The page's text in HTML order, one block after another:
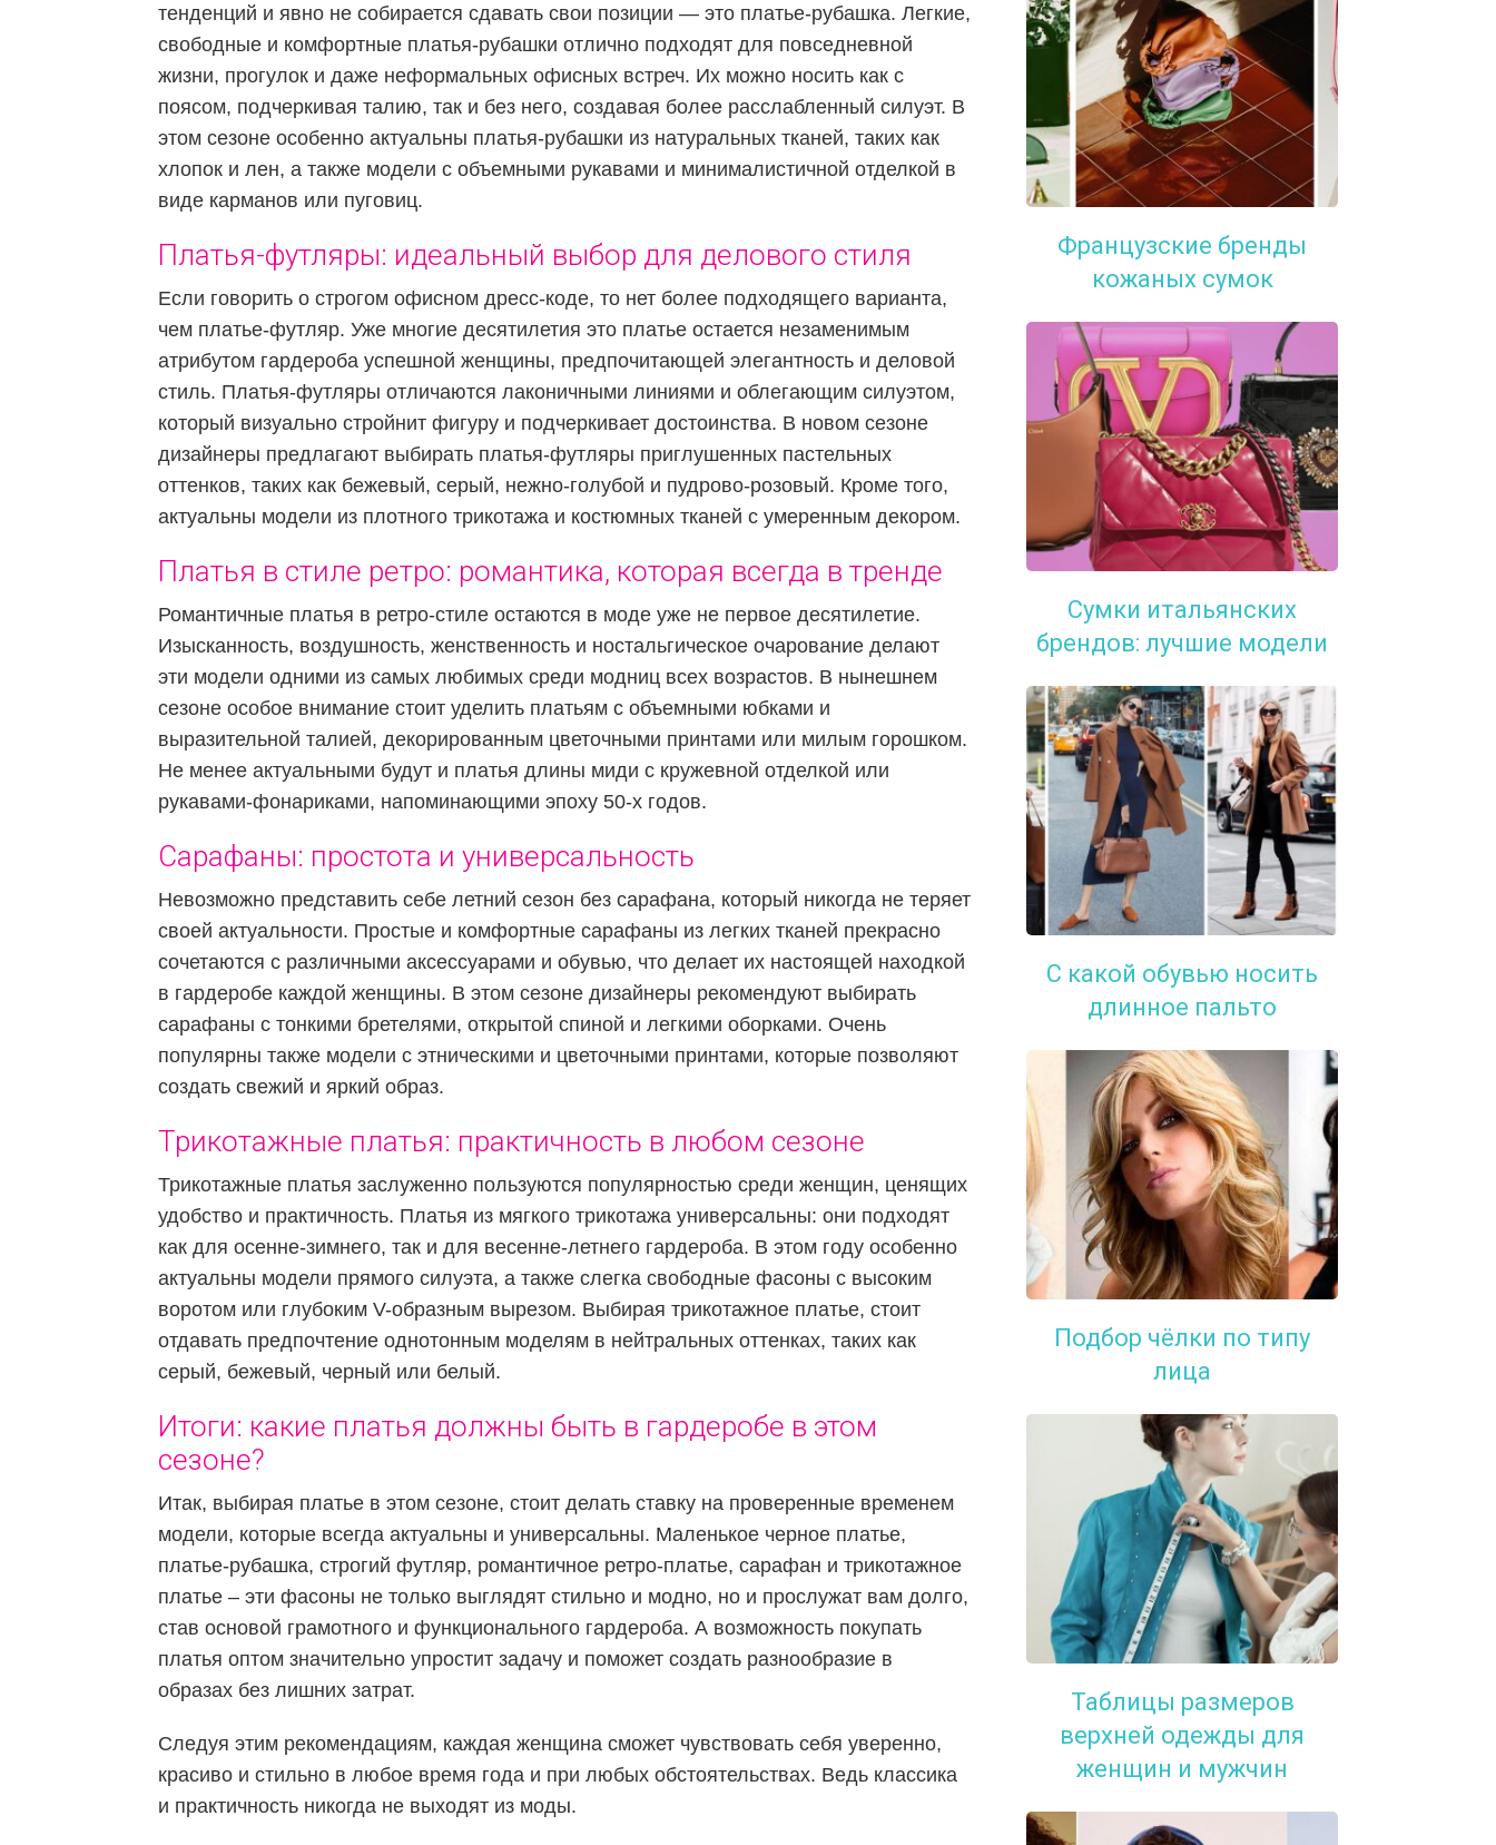
тенденций и явно не собирается сдавать свои позиции — это платье-рубашка. Легкие,
свободные и комфортные платья-рубашки отлично подходят для повседневной
жизни, прогулок и даже неформальных офисных встреч. Их можно носить как с
поясом, подчеркивая талию, так и без него, создавая более расслабленный силуэт. В
этом сезоне особенно актуальны платья-рубашки из натуральных тканей, таких как
хлопок и лен, а также модели с объемными рукавами и минималистичной отделкой в
виде карманов или пуговиц.
Платья-футляры: идеальный выбор для делового стиля
Если говорить о строгом офисном дресс-коде, то нет более подходящего варианта,
чем платье-футляр. Уже многие десятилетия это платье остается незаменимым
атрибутом гардероба успешной женщины, предпочитающей элегантность и деловой
стиль. Платья-футляры отличаются лаконичными линиями и облегающим силуэтом,
который визуально стройнит фигуру и подчеркивает достоинства. В новом сезоне
дизайнеры предлагают выбирать платья-футляры приглушенных пастельных
оттенков, таких как бежевый, серый, нежно-голубой и пудрово-розовый. Кроме того,
актуальны модели из плотного трикотажа и костюмных тканей с умеренным декором.
Платья в стиле ретро: романтика, которая всегда в тренде
Романтичные платья в ретро-стиле остаются в моде уже не первое десятилетие.
Изысканность, воздушность, женственность и ностальгическое очарование делают
эти модели одними из самых любимых среди модниц всех возрастов. В нынешнем
сезоне особое внимание стоит уделить платьям с объемными юбками и
выразительной талией, декорированным цветочными принтами или милым горошком.
Не менее актуальными будут и платья длины миди с кружевной отделкой или
рукавами-фонариками, напоминающими эпоху 50-х годов.
Сарафаны: простота и универсальность
Невозможно представить себе летний сезон без сарафана, который никогда не теряет
своей актуальности. Простые и комфортные сарафаны из легких тканей прекрасно
сочетаются с различными аксессуарами и обувью, что делает их настоящей находкой
в гардеробе каждой женщины. В этом сезоне дизайнеры рекомендуют выбирать
сарафаны с тонкими бретелями, открытой спиной и легкими оборками. Очень
популярны также модели с этническими и цветочными принтами, которые позволяют
создать свежий и яркий образ.
Трикотажные платья: практичность в любом сезоне
Трикотажные платья заслуженно пользуются популярностью среди женщин, ценящих
удобство и практичность. Платья из мягкого трикотажа универсальны: они подходят
как для осенне-зимнего, так и для весенне-летнего гардероба. В этом году особенно
актуальны модели прямого силуэта, а также слегка свободные фасоны с высоким
воротом или глубоким V-образным вырезом. Выбирая трикотажное платье, стоит
отдавать предпочтение однотонным моделям в нейтральных оттенках, таких как
серый, бежевый, черный или белый.
Итоги: какие платья должны быть в гардеробе в этом
сезоне?
Итак, выбирая платье в этом сезоне, стоит делать ставку на проверенные временем
модели, которые всегда актуальны и универсальны. Маленькое черное платье,
платье-рубашка, строгий футляр, романтичное ретро-платье, сарафан и трикотажное
платье – эти фасоны не только выглядят стильно и модно, но и прослужат вам долго,
став основой грамотного и функционального гардероба. А возможность покупать
платья оптом значительно упростит задачу и поможет создать разнообразие в
образах без лишних затрат.
Следуя этим рекомендациям, каждая женщина сможет чувствовать себя уверенно,
красиво и стильно в любое время года и при любых обстоятельствах. Ведь классика
и практичность никогда не выходят из моды.
Французские бренды
кожаных сумок
Сумки итальянских
брендов: лучшие модели
С какой обувью носить
длинное пальто
Подбор чёлки по типу
лица
Таблицы размеров
верхней одежды для
женщин и мужчин